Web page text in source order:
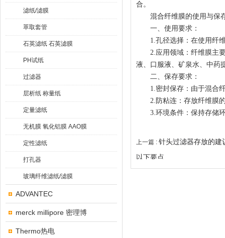
滤纸/滤膜
萃取套管
石英滤纸 石英滤膜
PH试纸
过滤器
层析纸 称量纸
定量滤纸
无机膜 氧化铝膜 AAO膜
定性滤纸
打孔器
玻璃纤维滤纸/滤膜
ADVANTEC
merck millipore 密理博
Thermo热电
合。
混合纤维膜的使用与保
一、使用要求：
1.孔径选择：在使用纤维
2.应用领域：纤维膜主要
液、口服液、矿泉水、中药
二、保存要求：
1.密封保存：由于混合纤
2.防粘连：存放纤维膜的
3.环境条件：保持存储环
上一篇 : 针头过滤器存放的建
以下要点